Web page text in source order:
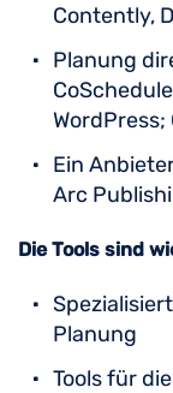
Contently,
Planung
Ein
Arc
Die Tools sind
Planung
Tools für